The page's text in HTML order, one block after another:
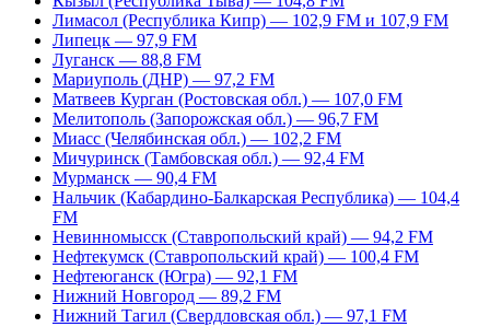
Лимасол (Республика Кипр) — 102,9 FM и 107,9 FM
Липецк — 97,9 FM
Луганск — 88,8 FM
Мариуполь (ДНР) — 97,2 FM
Матвеев Курган (Ростовская обл.) — 107,0 FM
Мелитополь (Запорожская обл.) — 96,7 FM
Миасс (Челябинская обл.) — 102,2 FM
Мичуринск (Тамбовская обл.) — 92,4 FM
Мурманск — 90,4 FM
Нальчик (Кабардино-Балкарская Республика) — 104,4
FM
Невинномысск (Ставропольский край) — 94,2 FM
Нефтекумск (Ставропольский край) — 100,4 FM
Нефтеюганск (Югра) — 92,1 FM
Нижний Новгород — 89,2 FM
Нижний Тагил (Свердловская обл.) — 97,1 FM